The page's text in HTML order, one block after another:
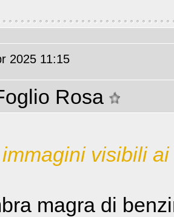
2025 11:15
Rosa
immagini visibili
magra di